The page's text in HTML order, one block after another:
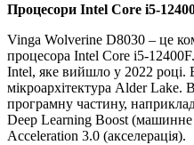
Процесори Intel Core i5-
Vinga Wolverine D8030 – це
процесора Intel Core i5-
Intel, яке вийшло у 2022 році.
мікроархітектура Alder Lake.
програмну частину,
Deep Learning Boost (машинне
Acceleration 3.0 (акселерація).